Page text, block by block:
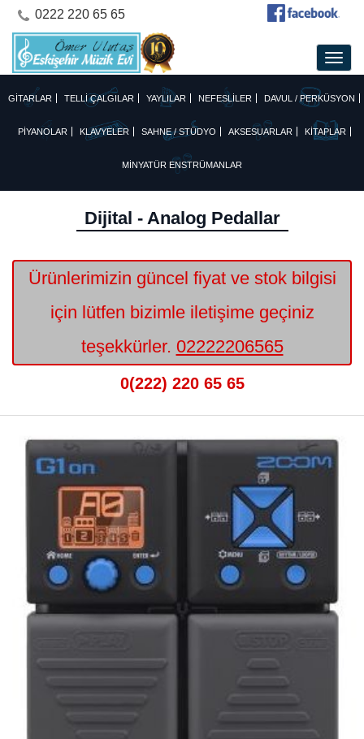
0222 220 65 65
GİTARLAR TELLİ ÇALGILAR YAYLILAR NEFESLİLER DAVUL / PERKÜSYON
PİYANOLAR KLAVYELER SAHNE / STÜDYO AKSESUARLAR KİTAPLAR
MİNYATÜR ENSTRÜMANLAR
Dijital - Analog Pedallar
Ürünlerimizin güncel fiyat ve stok bilgisi
için lütfen bizimle iletişime geçiniz
teşekkürler. 02222206565
0(222) 220 65 65